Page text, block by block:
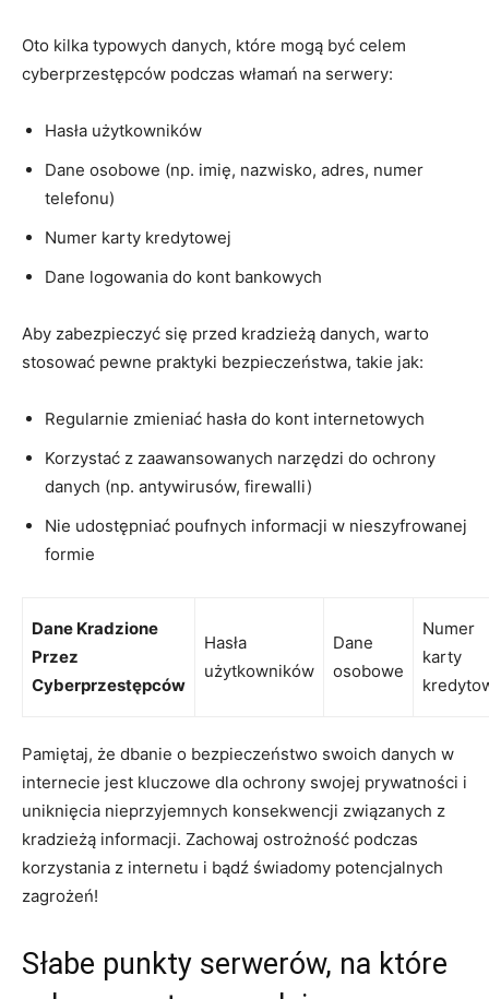
Oto kilka typowych danych,‌ które mogą być​ celem
cyberprzestępców podczas włamań na serwery:
Hasła użytkowników
Dane osobowe ⁤(np. imię, nazwisko, adres,​ numer
telefonu)
Numer karty kredytowej
Dane⁢ logowania ‍do kont bankowych
Aby‌ zabezpieczyć się przed kradzieżą danych, warto⁤
stosować ⁤pewne praktyki bezpieczeństwa, takie jak:
Regularnie zmieniać​ hasła⁢ do⁣ kont internetowych
Korzystać z zaawansowanych‍ narzędzi do ochrony ​
danych (np. antywirusów, ⁣firewalli)
Nie udostępniać​ poufnych ‌informacji w nieszyfrowanej
formie
Dane Kradzione
Przez
Cyberprzestępców
Hasła⁤
użytkowników
Dane
osobowe
Numer ​
karty
Pamiętaj, że dbanie o bezpieczeństwo swoich danych‍ w
internecie jest kluczowe dla ochrony⁣ swojej⁤ prywatności ‌i
uniknięcia‍ nieprzyjemnych konsekwencji związanych z
kradzieżą informacji. ⁤Zachowaj ostrożność podczas
korzystania z internetu i‌ bądź świadomy potencjalnych
zagrożeń!
Słabe ‍punkty serwerów, na które